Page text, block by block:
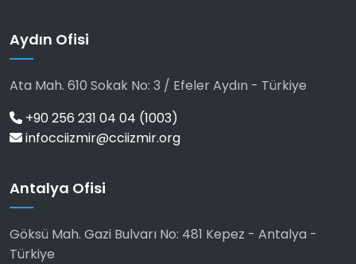
Aydın Ofisi
Ata Mah. 610 Sokak No: 3 / Efeler Aydın - Türkiye
+90 256 231 04 04 (1003)
infocciizmir@cciizmir.org
Antalya Ofisi
Göksü Mah. Gazi Bulvarı No: 481 Kepez - Antalya -
Türkiye